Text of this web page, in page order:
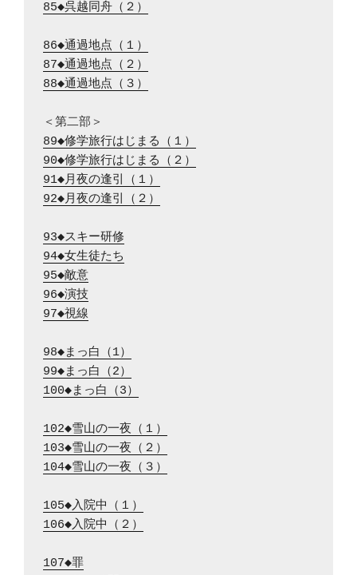
85◆呉越同舟（２）
86◆通過地点（１）
87◆通過地点（２）
88◆通過地点（３）
89◆修学旅行はじまる（１）
90◆修学旅行はじまる（２）
91◆月夜の逢引（１）
92◆月夜の逢引（２）
93◆スキー研修
94◆女生徒たち
95◆敵意
96◆演技
97◆視線
98◆まっ白（1）
99◆まっ白（2）
100◆まっ白（3）
102◆雪山の一夜（１）
103◆雪山の一夜（２）
104◆雪山の一夜（３）
105◆入院中（１）
106◆入院中（２）
107◆罪